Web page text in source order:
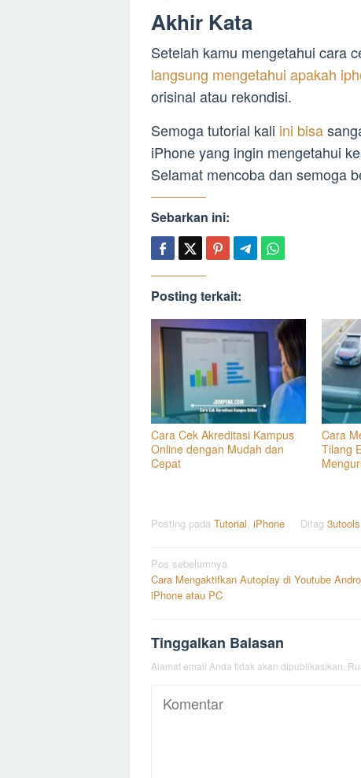
Akhir Kata
Setelah kamu mengetahui cara
langsung mengetahui apakah
orisinal atau rekondisi.
Semoga tutorial kali ini bisa
iPhone yang ingin mengetahui
Selamat mencoba dan semoga
Sebarkan ini:
Posting terkait:
Cara Cek Akreditasi Kampus
Online dengan Mudah dan
Cepat
Cara
Tilang
Posting pada Tutorial, iPhone Ditag 3utools
Navigasi
pos
Pos sebelumnya
Cara Mengaktifkan Autoplay di Youtube
iPhone atau PC
Tinggalkan Balasan
Alamat email Anda tidak akan dipublikasikan.